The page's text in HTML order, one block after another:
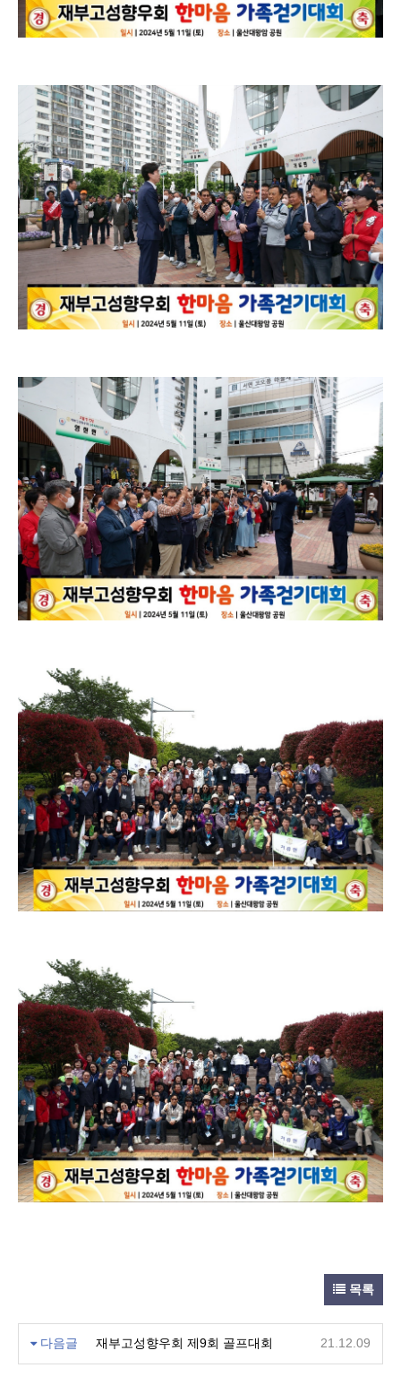
목록
다음글 재부고성향우회 제9회 골프대회 21.12.09